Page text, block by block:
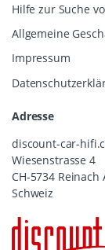
Hilfe zur Suche
Allgemeine
Impressum
Adresse
discount-car-
Wiesenstrasse 4
CH-5734 Reinach
Schweiz